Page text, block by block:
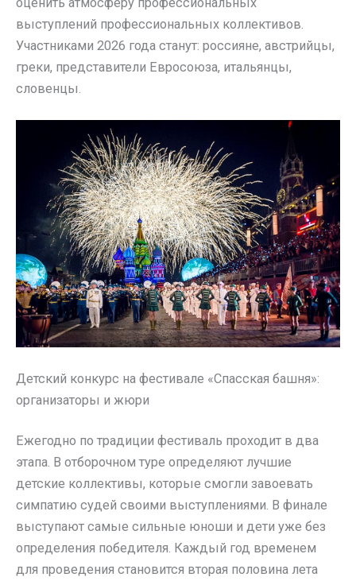
выступлений профессиональных коллективов.
Участниками 2026 года станут: россияне, австрийцы,
греки, представители Евросоюза, итальянцы,
словенцы.
Детский конкурс на фестивале «Спасская башня»:
организаторы и жюри
Ежегодно по традиции фестиваль проходит в два
этапа. В отборочном туре определяют лучшие
детские коллективы, которые смогли завоевать
симпатию судей своими выступлениями. В финале
выступают самые сильные юноши и дети уже без
определения победителя. Каждый год временем
для проведения становится вторая половина лета